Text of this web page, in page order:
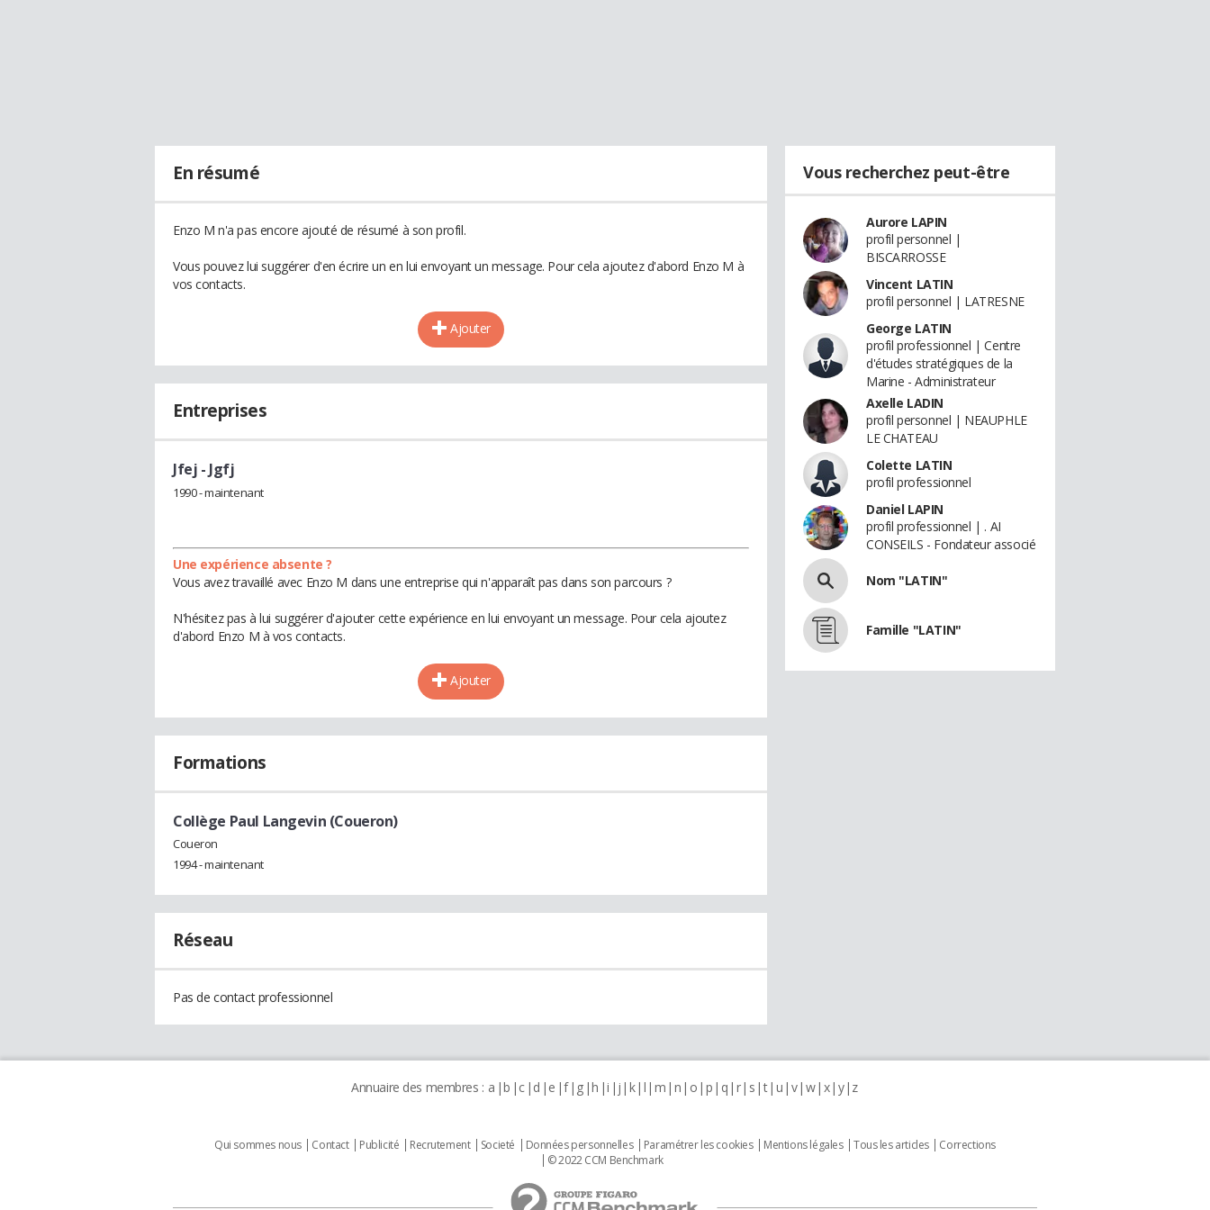
En résumé
Enzo M n'a pas encore ajouté de résumé à son profil.
Vous pouvez lui suggérer d'en écrire un en lui envoyant un message. Pour cela ajoutez d'abord Enzo M à
vos contacts.
Ajouter
Entreprises
Jfej - Jgfj
1990 - maintenant
Une expérience absente ?
Vous avez travaillé avec Enzo M dans une entreprise qui n'apparaît pas dans son parcours ?
N'hésitez pas à lui suggérer d'ajouter cette expérience en lui envoyant un message. Pour cela ajoutez
d'abord Enzo M à vos contacts.
Ajouter
Formations
Collège Paul Langevin (Coueron)
Coueron
1994 - maintenant
Réseau
Pas de contact professionnel
Vous recherchez peut-être
Aurore LAPIN
profil personnel |
BISCARROSSE
Vincent LATIN
profil personnel | LATRESNE
George LATIN
profil professionnel | Centre
d'études stratégiques de la
Marine - Administrateur
Axelle LADIN
profil personnel | NEAUPHLE
LE CHATEAU
Colette LATIN
profil professionnel
Daniel LAPIN
profil professionnel | . AI
CONSEILS - Fondateur associé
Nom "LATIN"
Famille "LATIN"
Annuaire des membres : a b c d e f g h i j k l m n o p q r s t u v w x y z
Qui sommes nous Contact Publicité Recrutement Societé Données personnelles Paramétrer les cookies Mentions légales Tous les articles
Corrections
© 2022 CCM Benchmark